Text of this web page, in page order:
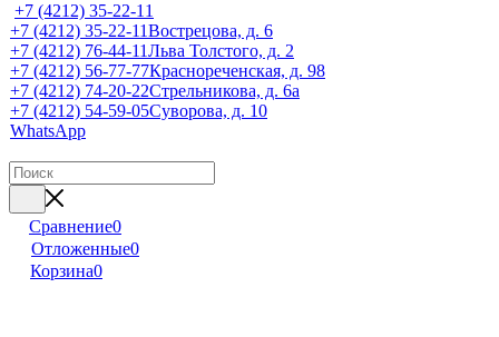
+7 (4212) 35-22-11
+7 (4212) 35-22-11Вострецова, д. 6
+7 (4212) 76-44-11Льва Толстого, д. 2
+7 (4212) 56-77-77Краснореченская, д. 98
+7 (4212) 74-20-22Стрельникова, д. 6а
+7 (4212) 54-59-05Суворова, д. 10
WhatsApp
Сравнение0
Отложенные0
Корзина0